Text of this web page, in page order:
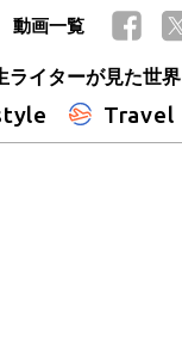
ライターが見た世界
Travel
動画一覧